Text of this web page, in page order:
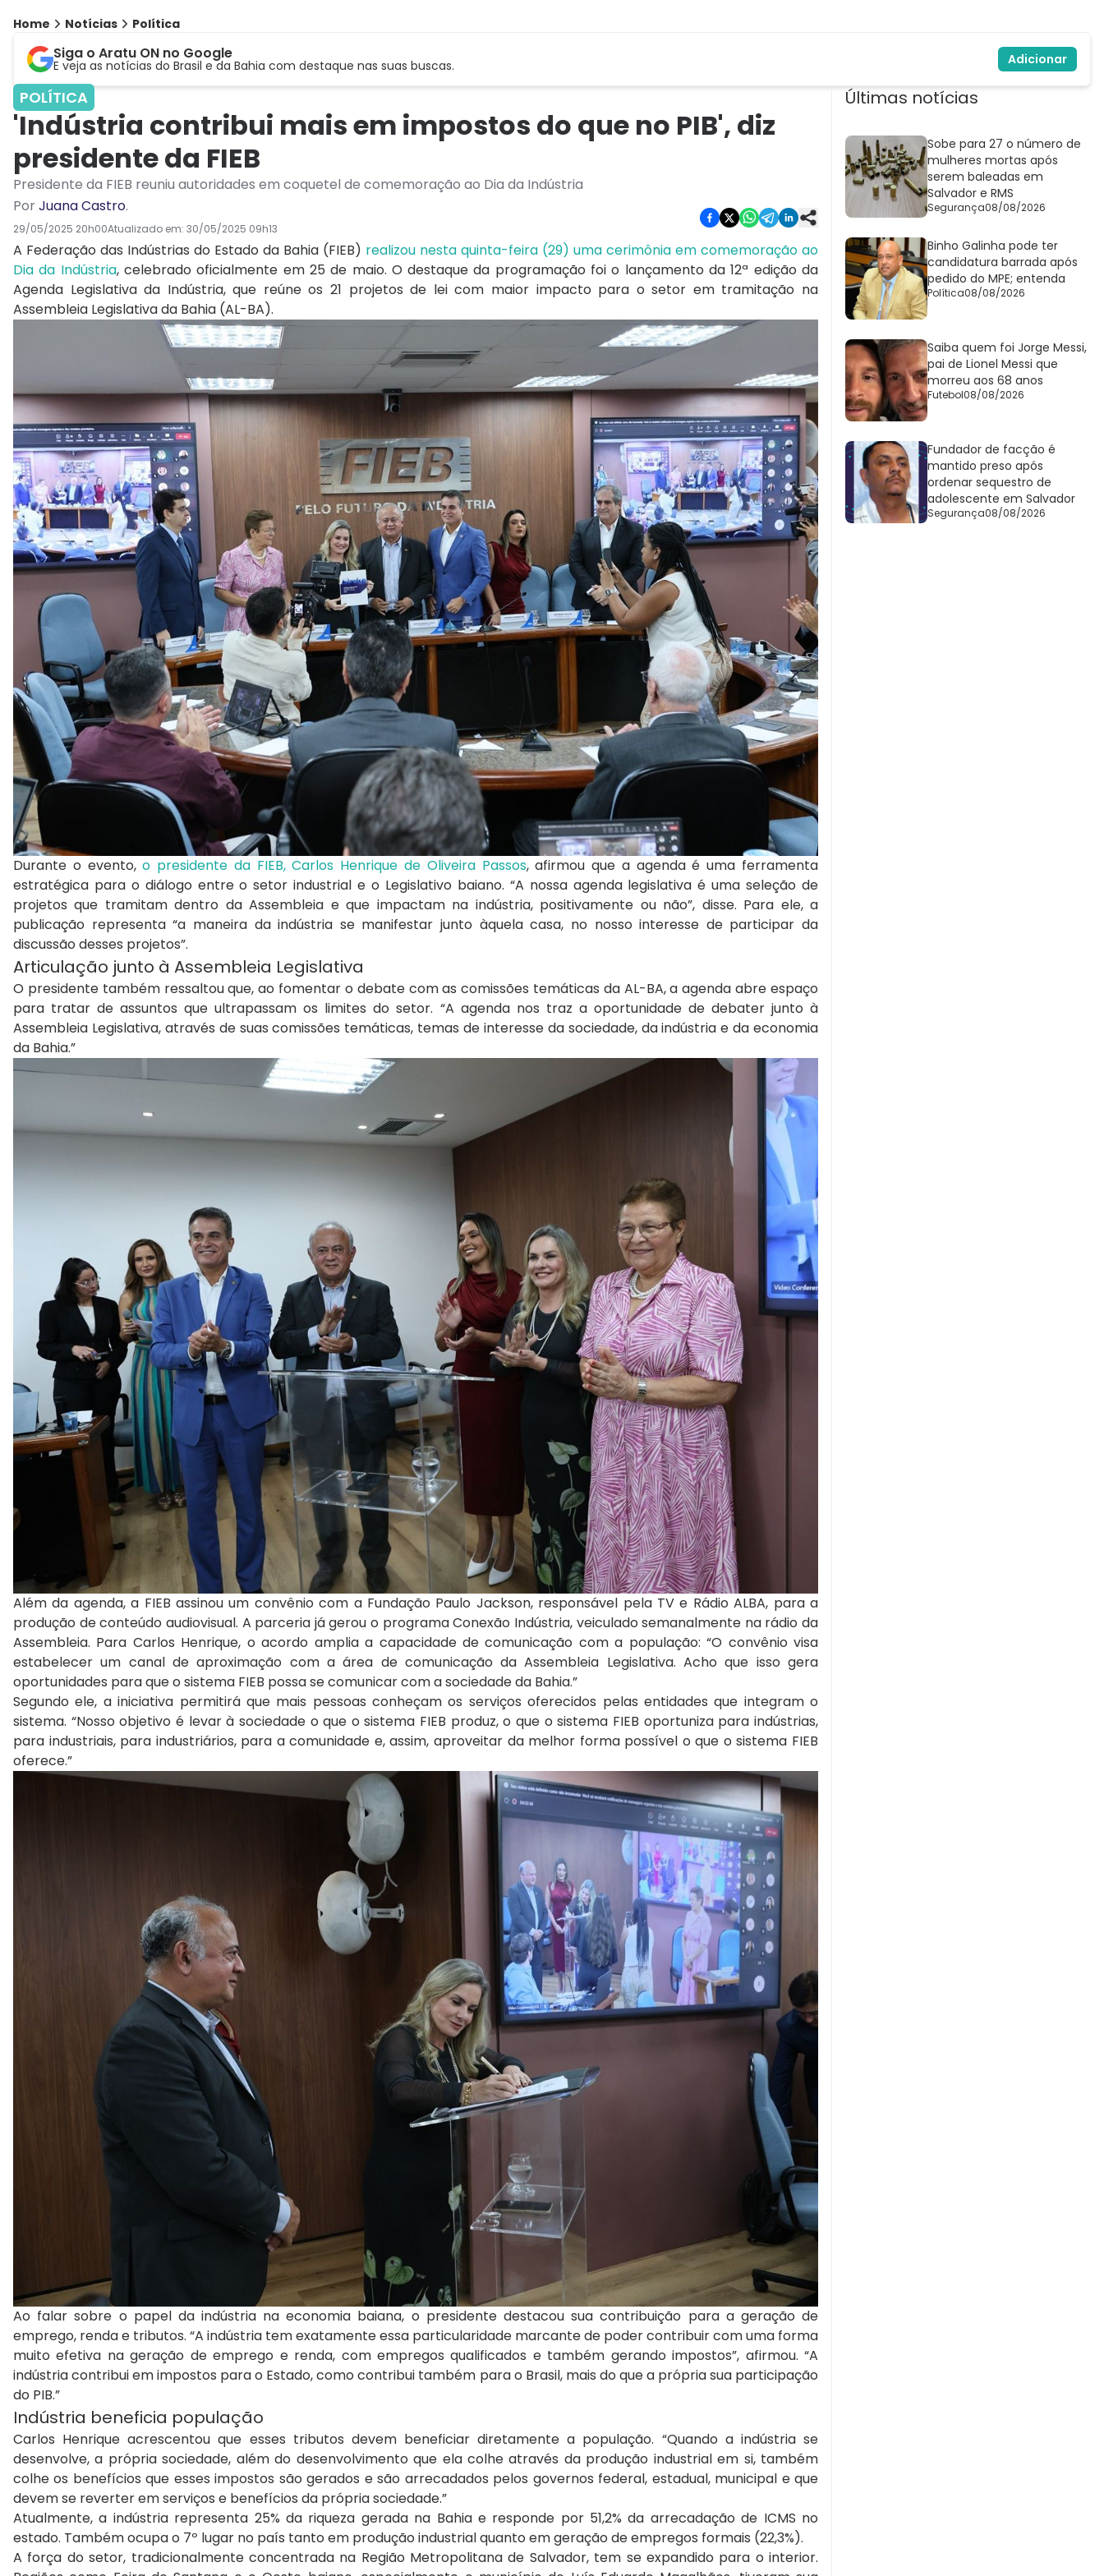
Home Notícias Política
Siga o Aratu ON no Google
E veja as notícias do Brasil e da Bahia com destaque nas suas buscas. Adicionar
POLÍTICA
'Indústria contribui mais em impostos do que no PIB', diz
presidente da FIEB
Presidente da FIEB reuniu autoridades em coquetel de comemoração ao Dia da Indústria
PorJuana Castro.
29/05/2025 20h00Atualizado em: 30/05/2025 09h13
A Federação das Indústrias do Estado da Bahia (FIEB) realizou nesta quinta-feira (29) uma cerimônia em comemoração ao
Dia da Indústria, celebrado oficialmente em 25 de maio. O destaque da programação foi o lançamento da 12ª edição da
Agenda Legislativa da Indústria, que reúne os 21 projetos de lei com maior impacto para o setor em tramitação na
Assembleia Legislativa da Bahia (AL-BA).
Durante o evento,o presidente da FIEB, Carlos Henrique de Oliveira Passos, afirmou que a agenda é uma ferramenta
estratégica para o diálogo entre o setor industrial e o Legislativo baiano. “A nossa agenda legislativa é uma seleção de
projetos que tramitam dentro da Assembleia e que impactam na indústria, positivamente ou não”, disse. Para ele, a
publicação representa “a maneira da indústria se manifestar junto àquela casa, no nosso interesse de participar da
discussão desses projetos”.
Articulação junto à Assembleia Legislativa
O presidente também ressaltou que, ao fomentar o debate com as comissões temáticas da AL-BA, a agenda abre espaço
para tratar de assuntos que ultrapassam os limites do setor. “A agenda nos traz a oportunidade de debater junto à
Assembleia Legislativa, através de suas comissões temáticas, temas de interesse da sociedade, da indústria e da economia
da Bahia.”
Além da agenda, a FIEB assinou um convênio com a Fundação Paulo Jackson, responsável pela TV e Rádio ALBA, para a
produção de conteúdo audiovisual. A parceria já gerou o programa Conexão Indústria, veiculado semanalmente na rádio da
Assembleia. Para Carlos Henrique, o acordo amplia a capacidade de comunicação com a população: “O convênio visa
estabelecer um canal de aproximação com a área de comunicação da Assembleia Legislativa. Acho que isso gera
oportunidades para que o sistema FIEB possa se comunicar com a sociedade da Bahia.”
Segundo ele, a iniciativa permitirá que mais pessoas conheçam os serviços oferecidos pelas entidades que integram o
sistema. “Nosso objetivo é levar à sociedade o que o sistema FIEB produz, o que o sistema FIEB oportuniza para indústrias,
para industriais, para industriários, para a comunidade e, assim, aproveitar da melhor forma possível o que o sistema FIEB
oferece.”
Ao falar sobre o papel da indústria na economia baiana, o presidente destacou sua contribuição para a geração de
emprego, renda e tributos. “A indústria tem exatamente essa particularidade marcante de poder contribuir com uma forma
muito efetiva na geração de emprego e renda, com empregos qualificados e também gerando impostos”, afirmou. “A
indústria contribui em impostos para o Estado, como contribui também para o Brasil, mais do que a própria sua participação
do PIB.”
Indústria beneficia população
Carlos Henrique acrescentou que esses tributos devem beneficiar diretamente a população. “Quando a indústria se
desenvolve, a própria sociedade, além do desenvolvimento que ela colhe através da produção industrial em si, também
colhe os benefícios que esses impostos são gerados e são arrecadados pelos governos federal, estadual, municipal e que
devem se reverter em serviços e benefícios da própria sociedade.”
Atualmente, a indústria representa 25% da riqueza gerada na Bahia e responde por 51,2% da arrecadação de ICMS no
estado. Também ocupa o 7º lugar no país tanto em produção industrial quanto em geração de empregos formais (22,3%).
A força do setor, tradicionalmente concentrada na Região Metropolitana de Salvador, tem se expandido para o interior.
Últimas notícias
Sobe para 27 o número de
mulheres mortas após
serem baleadas em
Salvador e RMS
Segurança08/08/2026
Binho Galinha pode ter
candidatura barrada após
pedido do MPE; entenda
Política08/08/2026
Saiba quem foi Jorge Messi,
pai de Lionel Messi que
morreu aos 68 anos
Futebol08/08/2026
Fundador de facção é
mantido preso após
ordenar sequestro de
adolescente em Salvador
Segurança08/08/2026